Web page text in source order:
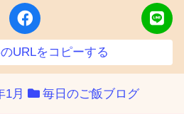
URLをコピーする
1月 毎日のご飯ブログ